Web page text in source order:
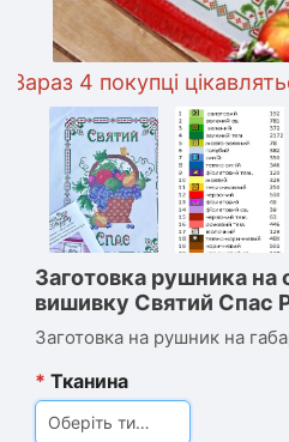
4 покупці
Заготовка рушника на
вишивку Святий Спас
Заготовка на рушник на
* Тканина
Оберіть тип тканини